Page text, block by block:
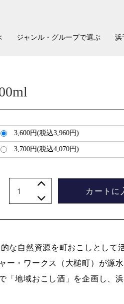
ジャンル・グループで選ぶ 浜
3,600円(税込3,960円)
3,700円(税込4,070円)
カートに
な自然資源を町おこしとして
ー・ワークス（大槌町）が源
「地域おこし酒」を企画し、